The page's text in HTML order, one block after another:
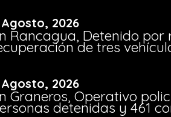
2026
Rancagua, Detenido por
de tres
2026
Graneros, Operativo
detenidas y 461